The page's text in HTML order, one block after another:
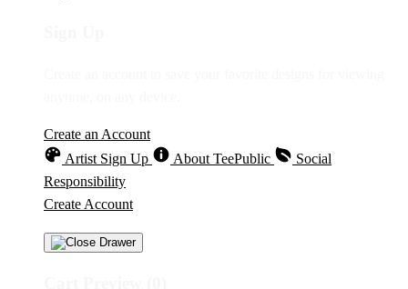
Create an Account
Artist Sign Up
About TeePublic
Social
Responsibility
Create Account